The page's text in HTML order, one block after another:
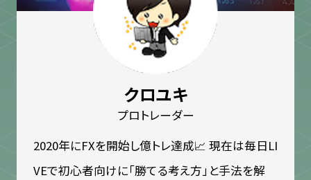
クロユキ
プロトレーダー
2020年にFXを開始し億トレ達成📈 現在は毎日LI
VEで初心者向けに「勝てる考え方」と手法を解